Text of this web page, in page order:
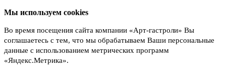
Мы используем cookies
Во время посещения сайта компании «Арт-гастроли» Вы
соглашаетесь с тем, что мы обрабатываем Ваши персональные
данные с использованием метрических программ
«Яндекс.Метрика».